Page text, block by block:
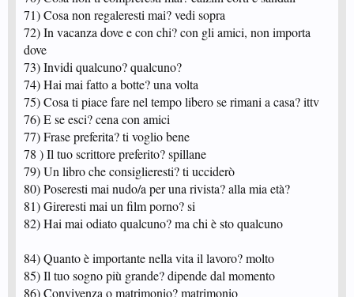
71) Cosa non regaleresti mai? vedi sopra
72) In vacanza dove e con chi? con gli amici, non importa
dove
73) Invidi qualcuno? qualcuno?
74) Hai mai fatto a botte? una volta
75) Cosa ti piace fare nel tempo libero se rimani a casa? ittv
76) E se esci? cena con amici
77) Frase preferita? ti voglio bene
78 ) Il tuo scrittore preferito? spillane
79) Un libro che consiglieresti? ti ucciderò
80) Poseresti mai nudo/a per una rivista? alla mia età?
81) Gireresti mai un film porno? si
82) Hai mai odiato qualcuno? ma chi è sto qualcuno
84) Quanto è importante nella vita il lavoro? molto
85) Il tuo sogno più grande? dipende dal momento
86) Convivenza o matrimonio? matrimonio